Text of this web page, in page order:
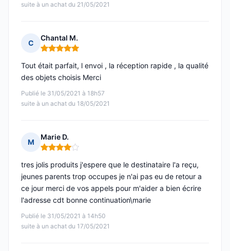
suite à un achat du 21/05/2021
C
Chantal M.
Note : 5 sur 5
Publié le 31/05/2021 à 18h57
suite à un achat du 18/05/2021
Tout était parfait, l envoi , la réception rapide , la qualité
des objets choisis Merci
M
Marie D.
Note : 4 sur 5
Publié le 31/05/2021 à 14h50
suite à un achat du 17/05/2021
tres jolis produits j'espere que le destinataire l'a reçu,
jeunes parents trop occupes je n'ai pas eu de retour a
ce jour merci de vos appels pour m'aider a bien écrire
l'adresse cdt bonne continuation\marie